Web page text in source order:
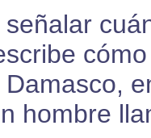
hombre